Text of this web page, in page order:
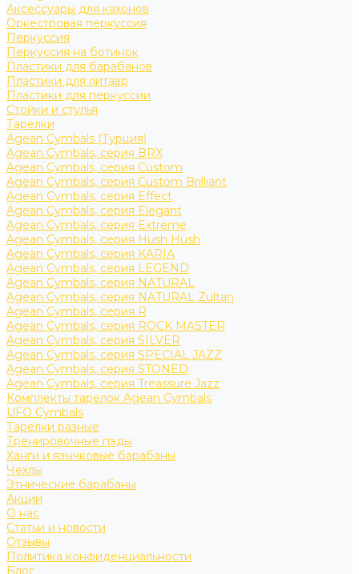
Аксессуары для кахонов
Оркестровая перкуссия
Перкуссия
Перкуссия на ботинок
Пластики для барабанов
Пластики для литавр
Пластики для перкуссии
Стойки и стулья
Тарелки
Agean Cymbals (Турция)
Agean Cymbals, серия BRX
Agean Cymbals, серия Custom
Agean Cymbals, серия Custom Brilliant
Agean Cymbals, серия Effect
Agean Cymbals, серия Elegant
Agean Cymbals, серия Extreme
Agean Cymbals, серия Hush Hush
Agean Cymbals, серия KARIA
Agean Cymbals, серия LEGEND
Agean Cymbals, серия NATURAL
Agean Cymbals, серия NATURAL Zultan
Agean Cymbals, серия R
Agean Cymbals, серия ROCK MASTER
Agean Cymbals, серия SILVER
Agean Cymbals, серия SPECIAL JAZZ
Agean Cymbals, серия STONED
Agean Cymbals, серия Treassure Jazz
Комплекты тарелок Agean Cymbals
UFO Cymbals
Тарелки разные
Тренировочные пэды
Ханги и язычковые барабаны
Чехлы
Этнические барабаны
Акции
О нас
Статьи и новости
Отзывы
Политика конфиденциальности
Блог